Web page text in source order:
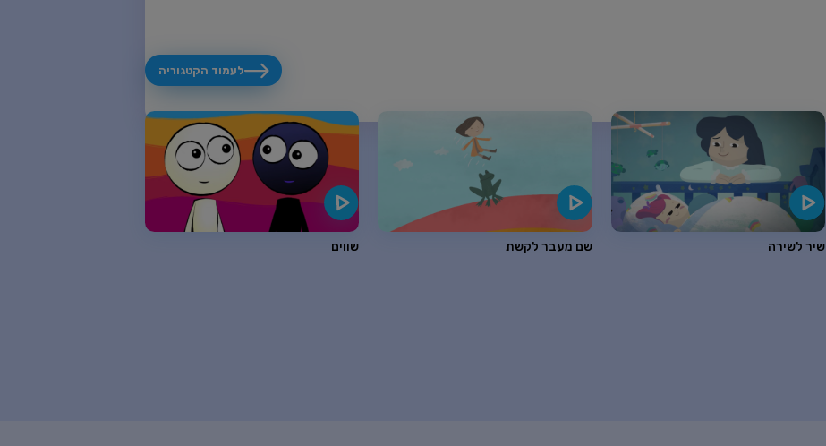
לעמוד הקטגוריה
שיר לשירה שם מעבר לקשת שווים